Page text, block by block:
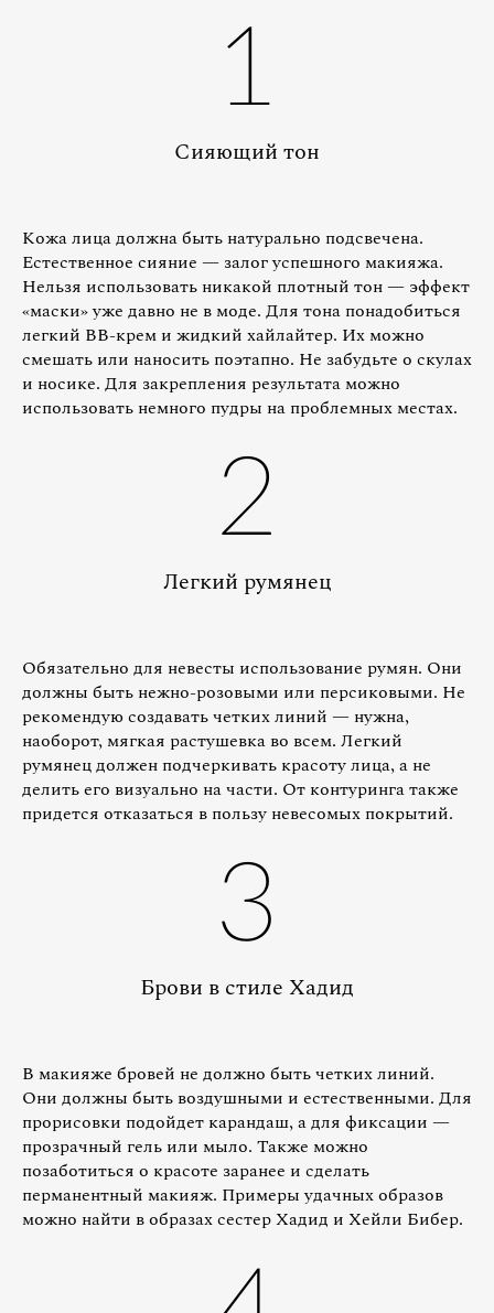
1
Сияющий тон
Кожа лица должна быть натурально подсвечена.
Естественное сияние — залог успешного макияжа.
Нельзя использовать никакой плотный тон — эффект
«маски» уже давно не в моде. Для тона понадобиться
легкий BB-крем и жидкий хайлайтер. Их можно
смешать или наносить поэтапно. Не забудьте о скулах
и носике. Для закрепления результата можно
использовать немного пудры на проблемных местах.
2
Легкий румянец
Обязательно для невесты использование румян. Они
должны быть нежно-розовыми или персиковыми. Не
рекомендую создавать четких линий — нужна,
наоборот, мягкая растушевка во всем. Легкий
румянец должен подчеркивать красоту лица, а не
делить его визуально на части. От контуринга также
придется отказаться в пользу невесомых покрытий.
3
Брови в стиле Хадид
В макияже бровей не должно быть четких линий.
Они должны быть воздушными и естественными. Для
прорисовки подойдет карандаш, а для фиксации —
прозрачный гель или мыло. Также можно
позаботиться о красоте заранее и сделать
перманентный макияж. Примеры удачных образов
можно найти в образах сестер Хадид и Хейли Бибер.